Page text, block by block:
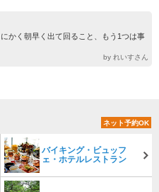
かく朝早く出て回ること、もう1つは事
by れいすさん
ネット予約OK
バイキング・ビュッフ
ェ・ホテルレストラン